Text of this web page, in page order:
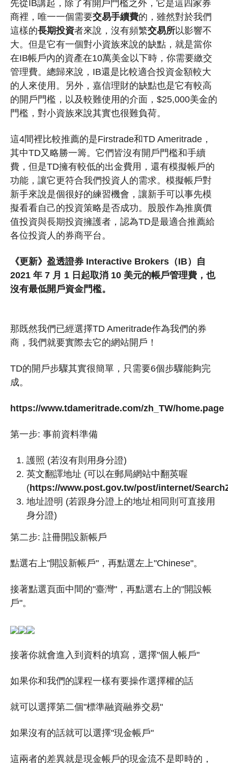
先從IB講起，除了有開戶門檻之外，它是這四家券
商裡，唯一一個需要交易手續費的，雖然對於我們
這樣的長期投資者來說，沒有頻繁交易所以影響不
大。但是它有一個對小資族來說的缺點，就是當你
在IB帳戶內的資產在10萬美金以下時，你需要繳交
管理費。總歸來說，IB還是比較適合投資金額較大
的人來使用。另外，嘉信理財的缺點也是它有較高
的開戶門檻，以及較難使用的介面，$25,000美金的
門檻，對小資族來說其實也很難負荷。
這4間裡比較推薦的是Firstrade和TD Ameritrade，
其中TD又略勝一籌。它們皆沒有開戶門檻和手續
費，但是TD擁有較低的出金費用，還有模擬帳戶的
功能，讓它更符合我們投資人的需求。模擬帳戶對
新手來說是個很好的練習機會，讓新手可以事先模
擬看看自己的投資策略是否成功。股股作為推廣價
值投資與長期投資擁護者，認為TD是最適合推薦給
各位投資人的券商平台。
《更新》盈透證券 Interactive Brokers（IB）自
2021 年 7 月 1 日起取消 10 美元的帳戶管理費，也
沒有最低開戶資金門檻。
那既然我們已經選擇TD Ameritrade作為我們的券
商，我們就要實際去它的網站開戶！
TD的開戶步驟其實很簡單，只需要6個步驟能夠完
成。
https://www.tdameritrade.com/zh_TW/home.page
第一步: 事前資料準備
護照 (若沒有則用身分證)
英文翻譯地址 (可以在郵局網站中翻英喔
(https://www.post.gov.tw/post/internet/
地址證明 (若跟身分證上的地址相同則可直接用
身分證)
第二步: 註冊開設新帳戶
點選右上"開設新帳戶"，再點選左上"Chinese"。
接著點選頁面中間的"臺灣"，再點選右上的"開設帳
戶"。
接著你就會進入到資料的填寫，選擇"個人帳戶"
如果你和我們的課程一樣有要操作選擇權的話
就可以選擇第二個"標準融資融券交易"
如果沒有的話就可以選擇"現金帳戶"
這兩者的差異就是現金帳戶的現金流不是即時的，